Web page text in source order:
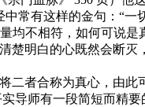
常有这样的金句：“
均不相符，如何可说是
明白的心既然会断灭
者合称为真心，由此
导师有一段简短而精